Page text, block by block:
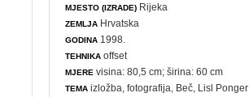
MJESTO (IZRADE) Rijeka
ZEMLJA Hrvatska
GODINA 1998.
TEHNIKA offset
MJERE visina: 80,5 cm; širina: 60 cm
TEMA izložba ,fotografija , Beč, Lisl Ponger